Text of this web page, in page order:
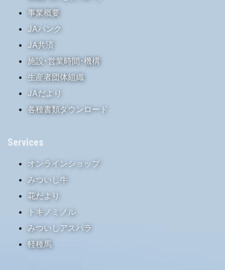
事業概要
JAバンク
JA共済
施設･営業時間･機構
生産者団体組織
JAだより
各種書類ダウンロード
Services
オンラインショップ
みついし牛
花だより
トキノミノル
みついしアスパラ
軽種馬